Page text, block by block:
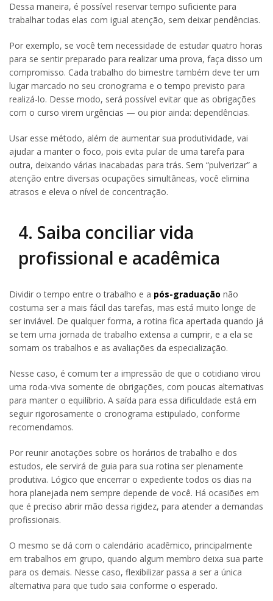
Dessa maneira, é possível reservar tempo suficiente para
trabalhar todas elas com igual atenção, sem deixar pendências.
Por exemplo, se você tem necessidade de estudar quatro horas
para se sentir preparado para realizar uma prova, faça disso um
compromisso. Cada trabalho do bimestre também deve ter um
lugar marcado no seu cronograma e o tempo previsto para
realizá-lo. Desse modo, será possível evitar que as obrigações
com o curso virem urgências — ou pior ainda: dependências.
Usar esse método, além de aumentar sua produtividade, vai
ajudar a manter o foco, pois evita pular de uma tarefa para
outra, deixando várias inacabadas para trás. Sem “pulverizar” a
atenção entre diversas ocupações simultâneas, você elimina
atrasos e eleva o nível de concentração.
4. Saiba conciliar vida
profissional e acadêmica
Dividir o tempo entre o trabalho e a pós-graduação não
costuma ser a mais fácil das tarefas, mas está muito longe de
ser inviável. De qualquer forma, a rotina fica apertada quando já
se tem uma jornada de trabalho extensa a cumprir, e a ela se
somam os trabalhos e as avaliações da especialização.
Nesse caso, é comum ter a impressão de que o cotidiano virou
uma roda-viva somente de obrigações, com poucas alternativas
para manter o equilíbrio. A saída para essa dificuldade está em
seguir rigorosamente o cronograma estipulado, conforme
recomendamos.
Por reunir anotações sobre os horários de trabalho e dos
estudos, ele servirá de guia para sua rotina ser plenamente
produtiva. Lógico que encerrar o expediente todos os dias na
hora planejada nem sempre depende de você. Há ocasiões em
que é preciso abrir mão dessa rigidez, para atender a demandas
profissionais.
O mesmo se dá com o calendário acadêmico, principalmente
em trabalhos em grupo, quando algum membro deixa sua parte
para os demais. Nesse caso, flexibilizar passa a ser a única
alternativa para que tudo saia conforme o esperado.